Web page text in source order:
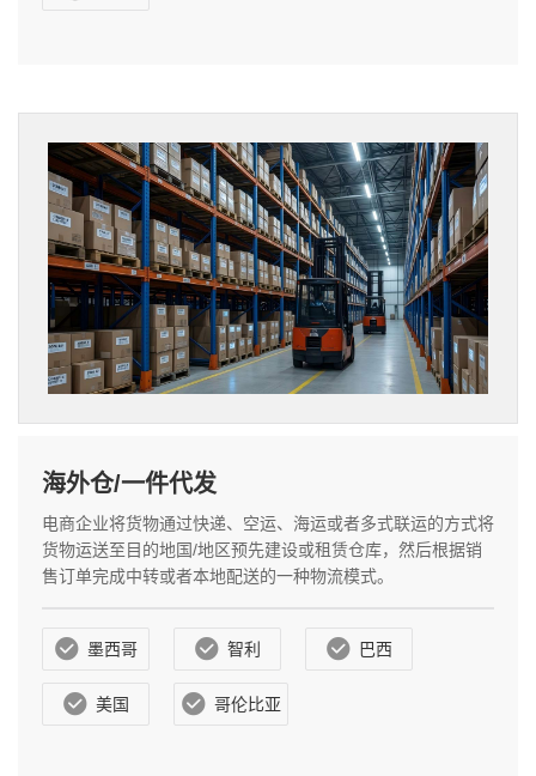
海外仓/一件代发
电商企业将货物通过快递、空运、海运或者多式联运的方式将
货物运送至目的地国/地区预先建设或租赁仓库，然后根据销
售订单完成中转或者本地配送的一种物流模式。
墨西哥 智利 巴西
美国 哥伦比亚